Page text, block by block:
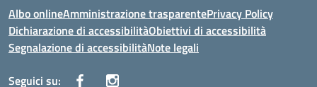
Albo onlineAmministrazione trasparentePrivacy Policy
Dichiarazione di accessibilitàObiettivi di accessibilità
Segnalazione di accessibilitàNote legali
Seguici su: